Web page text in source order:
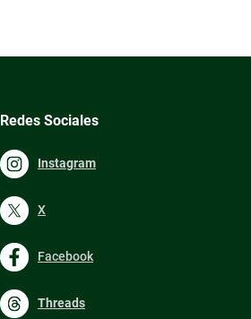
Redes Sociales
Instagram
X
Facebook
Threads